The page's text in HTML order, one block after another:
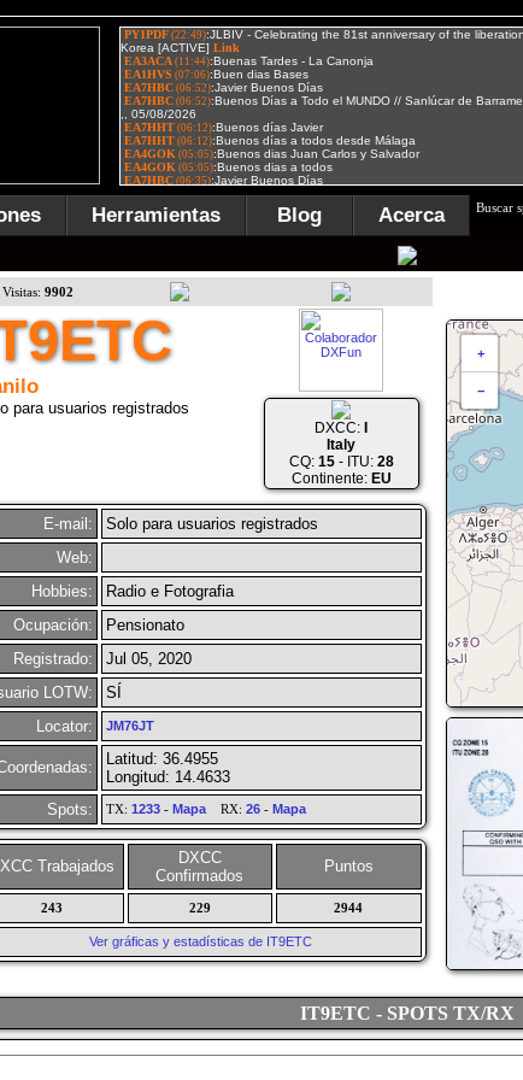
Herramientas Blog Acerca Buscar
Visitas: 9902
+
−
para usuarios registrados
DXCC:
Italy
CQ: 15- ITU: 28
Continente: EU
E-mail:
Solo para usuarios registrados
Web:
Hobbies:
Radio e Fotografia
Ocupación:
Pensionato
Registrado:
Jul 05, 2020
LOTW:
SÍ
Locator:
JM76JT
Latitud: 36.4955
Longitud: 14.4633
Spots:
TX: 1233- MapaRX: 26- Mapa
Trabajados
DXCC
Confirmados
Puntos
243 229 2944
Ver gráficas y estadísticas de IT9ETC
IT9ETC - SPOTS TX/RX